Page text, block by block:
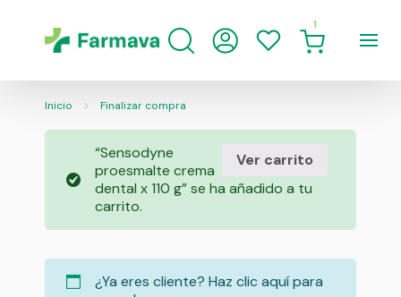
1
Inicio Finalizar compra
Ver carrito
“Sensodyne
proesmalte crema
dental x 110 g” se ha añadido a tu
carrito.
¿Ya eres cliente? Haz clic aquí para